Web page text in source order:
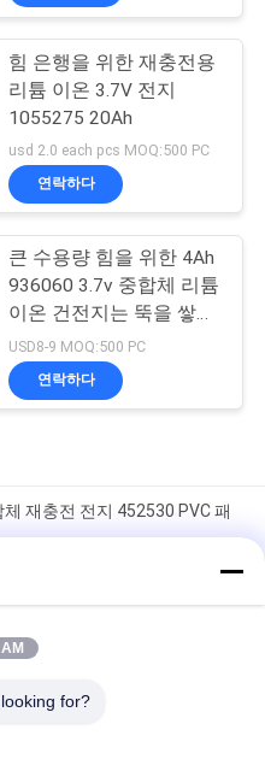
힘 은행을 위한 재충전용
리튬 이온 3.7V 전지
1055275 20Ah
usd 2.0 each pcs MOQ:500 PC
연락하다
큰 수용량 힘을 위한 4Ah
936060 3.7v 중합체 리튬
이온 건전지는 뚝을 쌓습
니다
USD8-9 MOQ:500 PC
연락하다
재충전 전지 452530 PVC 패
리 IOT LP093040 3.7V
3.7V 500mAh 소형 가정용 제
for?